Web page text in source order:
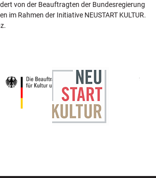
von der Beauftragten der Bundesregierung
im Rahmen der Initiative NEUSTART KULTUR.